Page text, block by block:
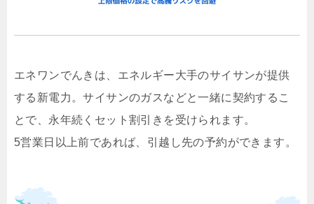
エネワンでんきは、エネルギー大手のサイサンが提供
する新電力。サイサンのガスなどと一緒に契約するこ
とで、永年続くセット割引きを受けられます。
5営業日以上前であれば、引越し先の予約ができます。